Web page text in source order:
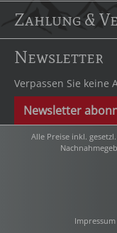
Zahlung &
Newsletter
Verpassen Sie keine
Newsletter
Alle Preise inkl.
Impressum